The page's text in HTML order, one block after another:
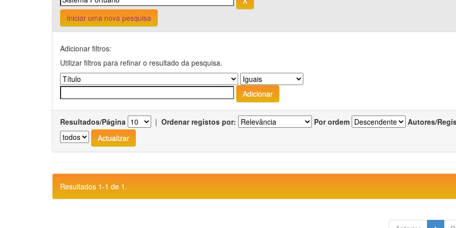
Iniciar uma nova pesquisa
Adicionar filtros:
Utilizar filtros para refinar o resultado da pesquisa.
Resultados/Página | Ordenar registos por: Por ordem Autores/
Resultados 1-1 de 1.